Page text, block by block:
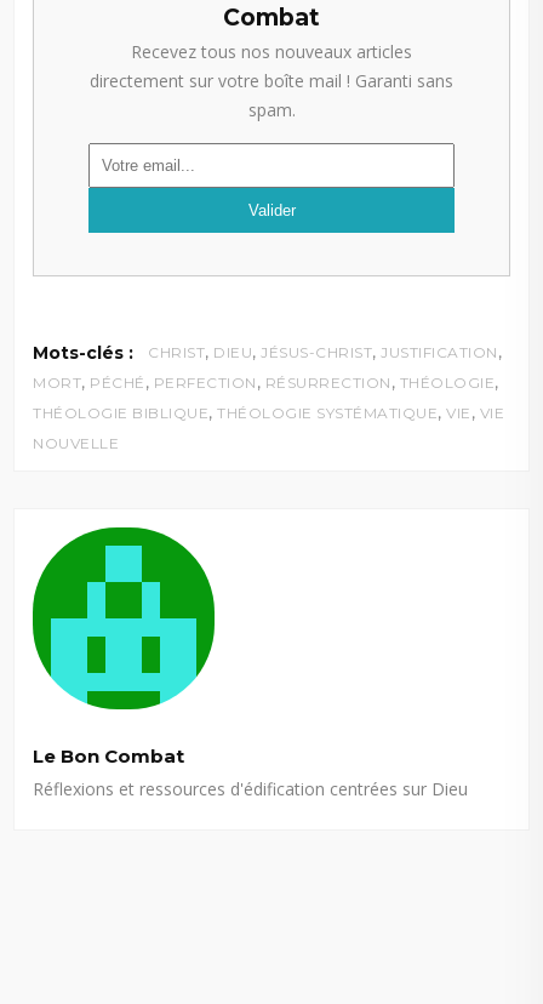
Combat
Recevez tous nos nouveaux articles
directement sur votre boîte mail ! Garanti sans
spam.
Mots-clés : CHRIST, DIEU,JÉSUS-CHRIST,JUSTIFICATION ,
MORT, PÉCHÉ , PERFECTION , RÉSURRECTION , THÉOLOGIE,
THÉOLOGIE BIBLIQUE,THÉOLOGIE SYSTÉMATIQUE,VIE , VIE
NOUVELLE
Le Bon Combat
Réflexions et ressources d'édification centrées sur Dieu